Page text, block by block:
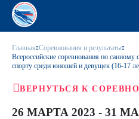
Главная Соревнования и результаты
Всероссийские соревнования по
спорту среди юношей и девущек (16-17
ВЕРНУТЬСЯ К
26 МАРТА 2023 - 31